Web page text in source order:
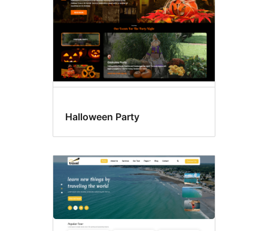
Halloween Party